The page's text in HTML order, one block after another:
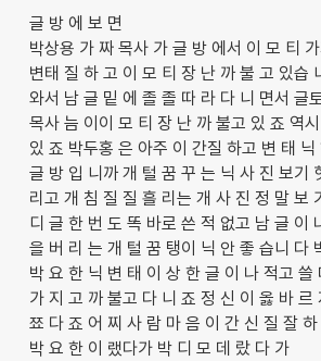
글 방 에 보 면
박상용 가 짜 목사 가 글 방 에서 이 모 티
변태 질 하 고 이 모 티 장 난 까 불 고 있습
와서 남 글 밑 에 졸 졸 따 라 다 니 면서 글
목사 늠 이이 모 티 장 난 까 불고 있 죠 역
있 죠 박두홍 은 아주 이 간질 하고 변 태 닉
글 방 입 니까 개 털 꿈 꾸 는 닉 사 진 보기
리고 개 침 질 질 흘 리는 개 사 진 정 말 보
디 글 한 번 도 똑 바로 쓴 적 없고 남 글 이
을 버 리 는 개 털 꿈 탱이 닉 안 좋 습니 다
박 요 한 닉 변 태 이 상 한 글 이 나 적고 쓸
가 지 고 까 불고 다 니 죠 정 신 이 옳 바 르
쬬 다 죠 어 찌 사 람 마 음 이 간 신 질 잘
박 요 한 이 랬다가 박 디 모 데 랐 다 가